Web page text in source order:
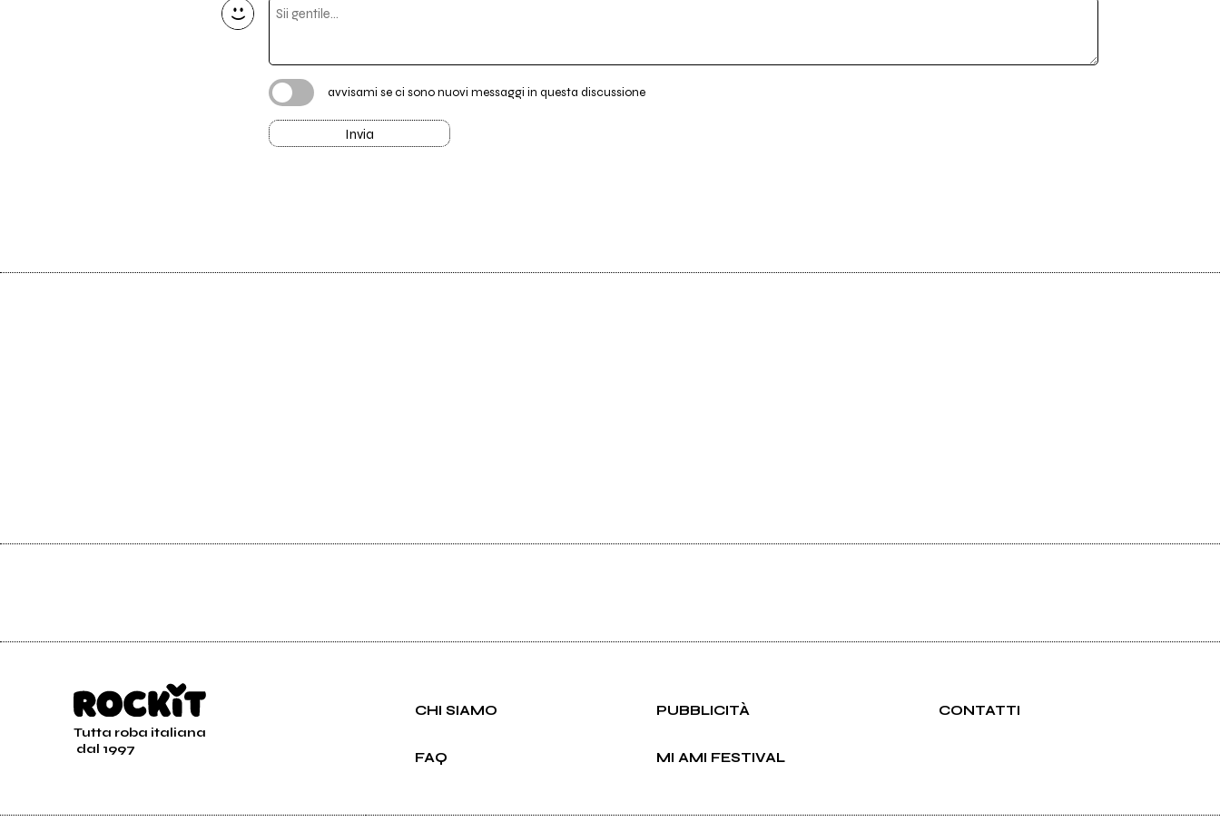
avvisami se ci sono nuovi messaggi in questa discussione
Invia
Tutta roba italiana
dal 1997
CHI SIAMO PUBBLICITÀ CONTATTI
FAQ MI AMI FESTIVAL